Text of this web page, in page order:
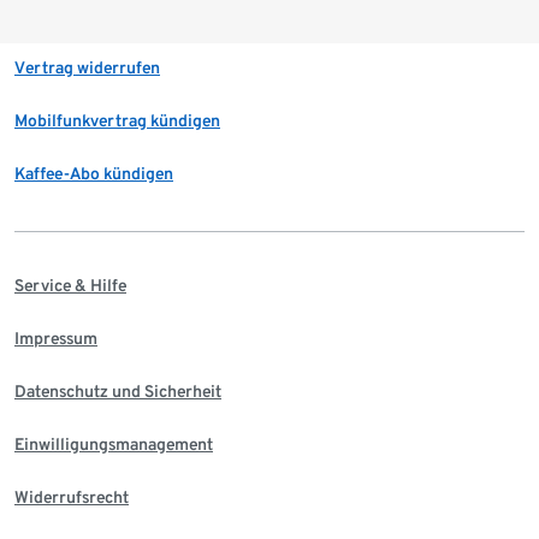
Vertrag widerrufen
Mobilfunkvertrag kündigen
Kaffee-Abo kündigen
Service & Hilfe
Impressum
Datenschutz und Sicherheit
Einwilligungsmanagement
Widerrufsrecht